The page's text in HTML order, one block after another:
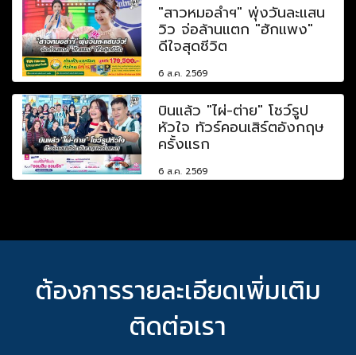
"สาวหมอลำฯ" พุ่งวันละแสน
วิว จ่อล้านแตก "ฮักแพง"
ดีใจสุดชีวิต
6 ส.ค. 2569
บินแล้ว "ไผ่-ต่าย" โชว์รูป
หัวใจ ทัวร์คอนเสิร์ตอังกฤษ
ครั้งแรก
6 ส.ค. 2569
ต้องการรายละเอียดเพิ่มเติม
ติดต่อเรา